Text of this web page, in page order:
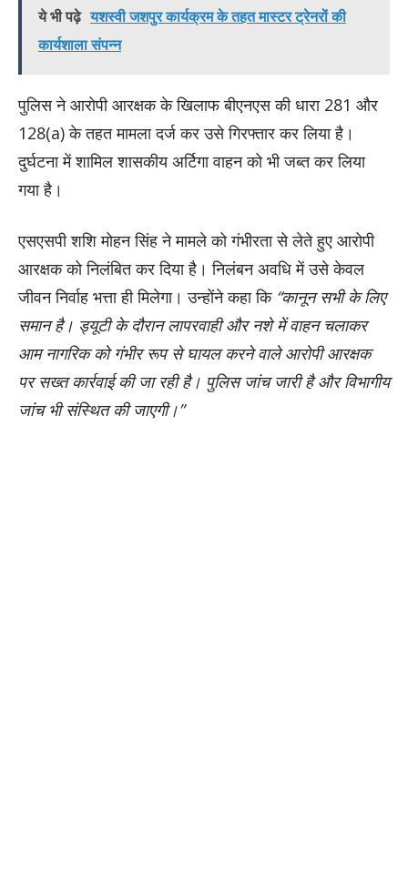
ये भी पढ़े यशस्वी जशपुर कार्यक्रम के तहत मास्टर ट्रेनरों की
कार्यशाला संपन्न
पुलिस ने आरोपी आरक्षक के खिलाफ बीएनएस की धारा 281 और
128(a) के तहत मामला दर्ज कर उसे गिरफ्तार कर लिया है।
दुर्घटना में शामिल शासकीय अर्टिगा वाहन को भी जब्त कर लिया
गया है।
एसएसपी शशि मोहन सिंह ने मामले को गंभीरता से लेते हुए आरोपी
आरक्षक को निलंबित कर दिया है। निलंबन अवधि में उसे केवल
जीवन निर्वाह भत्ता ही मिलेगा। उन्होंने कहा कि “कानून सभी के लिए
समान है। ड्यूटी के दौरान लापरवाही और नशे में वाहन चलाकर
आम नागरिक को गंभीर रूप से घायल करने वाले आरोपी आरक्षक
पर सख्त कार्रवाई की जा रही है। पुलिस जांच जारी है और विभागीय
जांच भी संस्थित की जाएगी।”